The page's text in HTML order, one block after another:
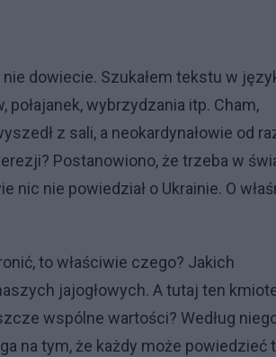
dowiecie. Szukałem tekstu w
wybrzydzania itp. Cham,
z sali, a neokardynałowie od
Postanowiono, że trzeba w
nie powiedział o Ukrainie. O
to właściwie czego? Jakich
jajogłowych. A tutaj ten
wspólne wartości? Według
na tym, że każdy może powiedzieć